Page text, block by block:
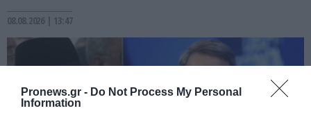
Pronews.gr - Do Not Process My Personal
Information
08.08.2026 | 13:47